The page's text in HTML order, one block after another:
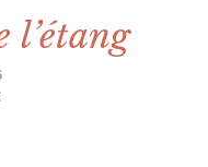
l’étang